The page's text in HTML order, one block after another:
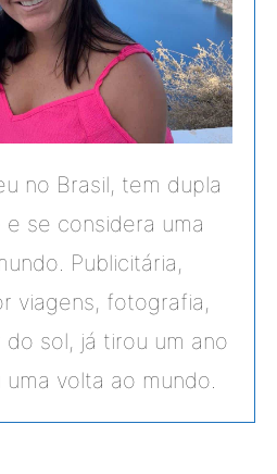
no Brasil, tem dupla
e se considera uma
Publicitária,
viagens, fotografia,
sol, já tirou um ano
volta ao mundo.